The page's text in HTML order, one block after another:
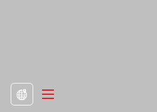
DS4-2 Stage